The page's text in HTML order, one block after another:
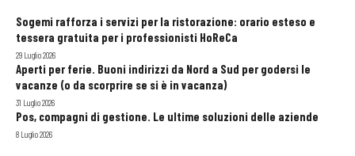
Sogemi rafforza i servizi per la ristorazione: orario esteso e
tessera gratuita per i professionisti HoReCa
29 Luglio 2026
Aperti per ferie. Buoni indirizzi da Nord a Sud per godersi le
vacanze (o da scorprire se si è in vacanza)
31 Luglio 2026
Pos, compagni di gestione. Le ultime soluzioni delle aziende
8 Luglio 2026